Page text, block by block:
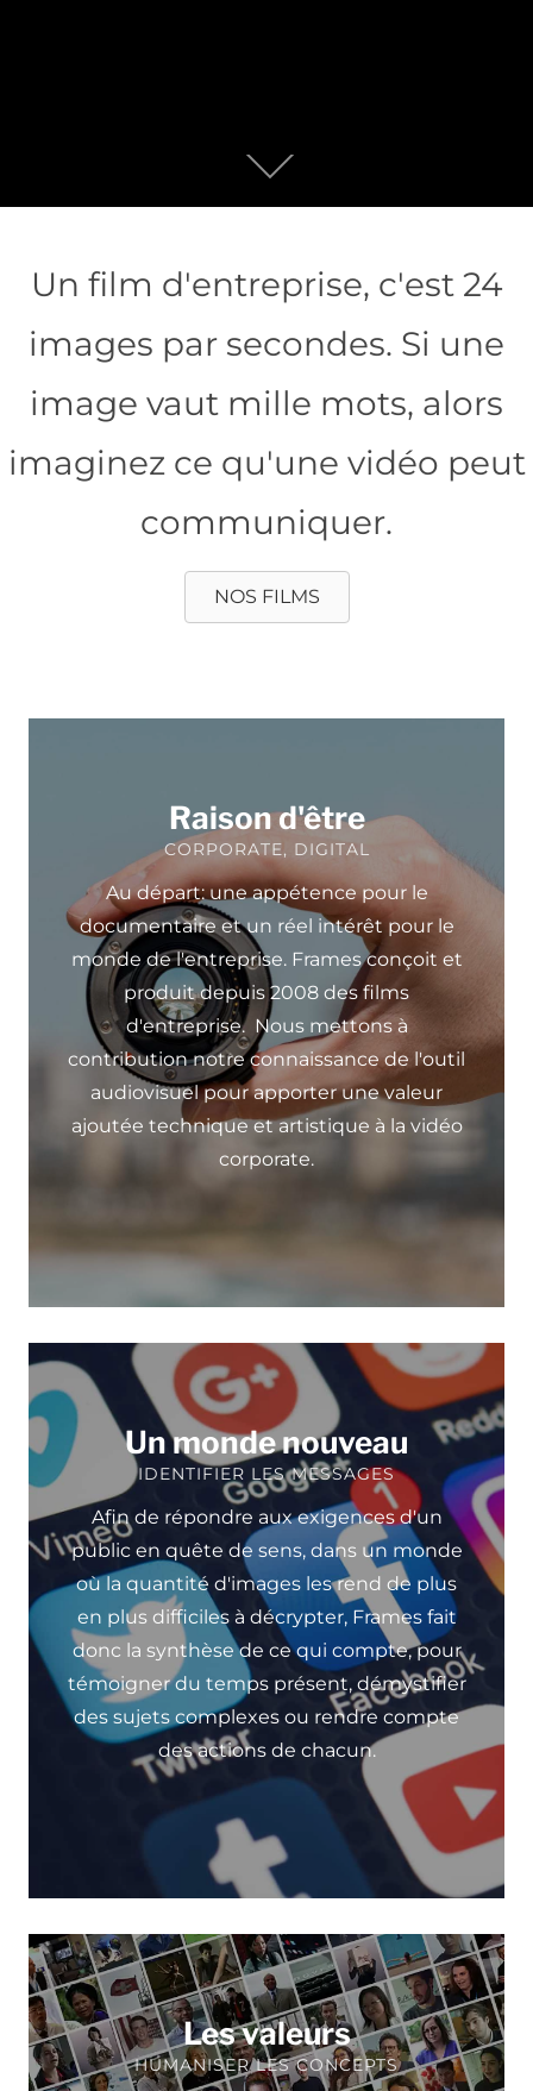
Un film d'entreprise, c'est 24
images par secondes. Si une
image vaut mille mots, alors
imaginez ce qu'une vidéo peut
communiquer.
NOS FILMS
Raison d'être
CORPORATE, DIGITAL
Au départ: une appétence pour le
documentaire et un réel intérêt pour le
monde de l'entreprise. Frames conçoit et
produit depuis 2008 des films
d'entreprise. Nous mettons à
contribution notre connaissance de l'outil
audiovisuel pour apporter une valeur
ajoutée technique et artistique à la vidéo
corporate.
Un monde nouveau
IDENTIFIER LES MESSAGES
Afin de répondre aux exigences d'un
public en quête de sens, dans un monde
où la quantité d'images les rend de plus
en plus difficiles à décrypter, Frames fait
donc la synthèse de ce qui compte, pour
témoigner du temps présent, démystifier
des sujets complexes ou rendre compte
des actions de chacun.
Les valeurs
HUMANISER LES CONCEPTS